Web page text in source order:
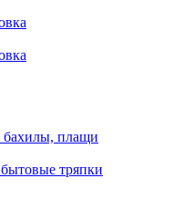
бахилы, плащи
тряпки